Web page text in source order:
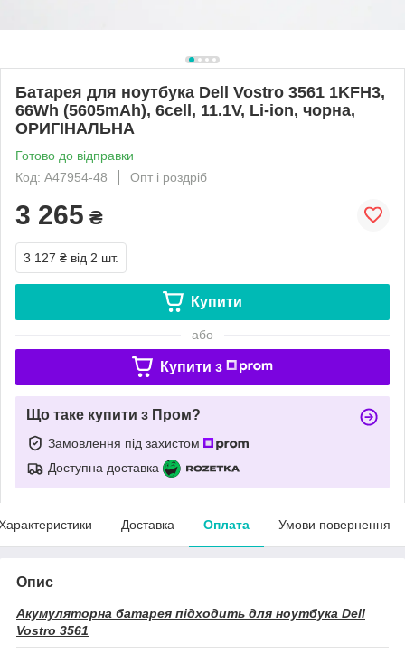
Батарея для ноутбука Dell Vostro 3561 1KFH3,
66Wh (5605mAh), 6cell, 11.1V, Li-ion, чорна,
ОРИГІНАЛЬНА
Готово до відправки
Код: A47954-48
Опт і роздріб
3 265 ₴
3 127 ₴ від 2 шт.
Купити
або
Купити з
Що таке купити з Пром?
Замовлення під захистом
Доступна доставка
Доставка Оплата Умови повернення
Опис
Акумуляторна батарея підходить для ноутбука Dell
Vostro 3561